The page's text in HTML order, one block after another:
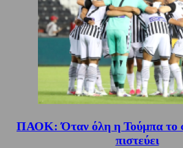
ΠΑΟΚ: Όταν όλη η Τούμπα το
πιστεύει